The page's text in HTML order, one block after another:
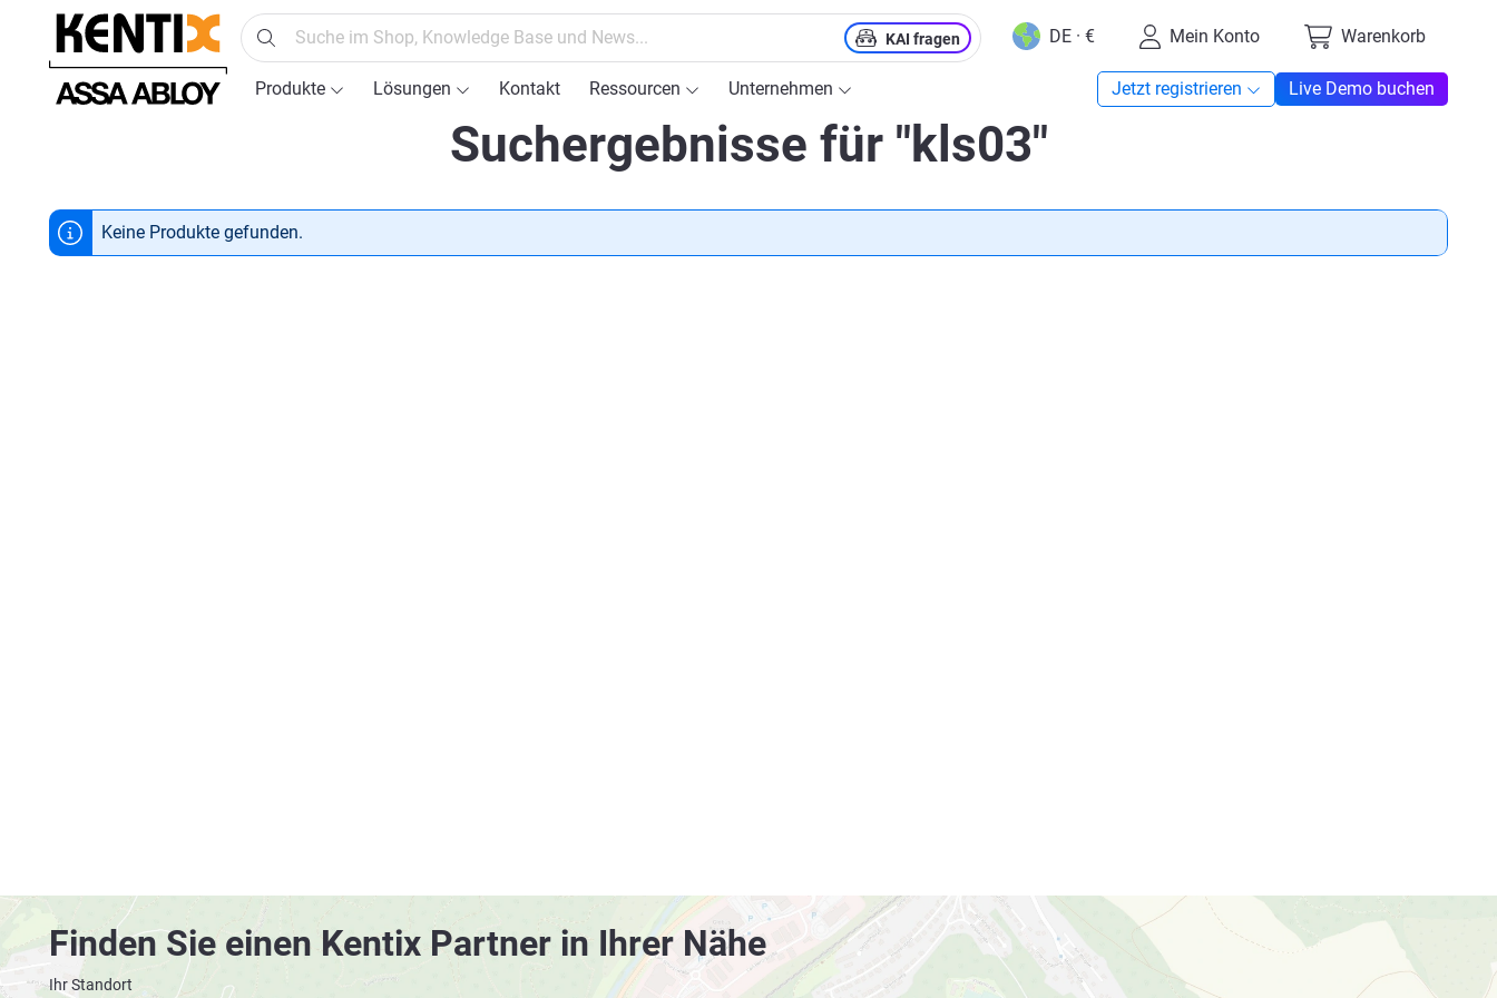
Zur Hauptnavigation springen
KAI fragen DE · € Mein Konto Warenkorb
Produkte Lösungen Kontakt Ressourcen Unternehmen Jetzt registrieren Live Demo buchen
Suchergebnisse für "kls03"
Keine Produkte gefunden.
Finden Sie einen Kentix Partner in Ihrer Nähe
Ihr Standort